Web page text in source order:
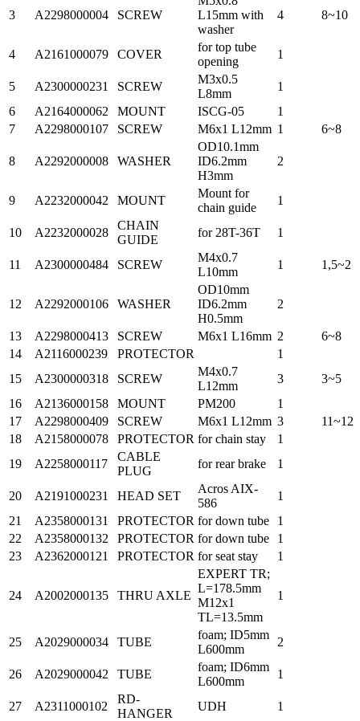
3 A2298000004 SCREW
L15mm with
washer
4 8~10
4 A2161000079 COVER
for top tube
opening
1
5 A2300000231 SCREW
M3x0.5
L8mm
1
6
A2164000062 MOUNT ISCG-05
1
7
A2298000107 SCREW M6x1 L12mm 1 6~8
8 A2292000008 WASHER
OD10.1mm
ID6.2mm
H3mm
2
9 A2232000042 MOUNT
Mount for
chain guide
1
10 A2232000028
CHAIN
GUIDE
for 28T-36T 1
11 A2300000484 SCREW
M4x0.7
L10mm
1 1,5~2
12 A2292000106 WASHER
OD10mm
ID6.2mm
H0.5mm
2
13 A2298000413 SCREW M6x1 L16mm 2
6~8
14
A2116000239 PROTECTOR
1
15
A2300000318 SCREW
M4x0.7
L12mm
3
3~5
16
A2136000158 MOUNT PM200
1
17
A2298000409 SCREW M6x1 L12mm 3
11~12
18
A2158000078 PROTECTOR for chain stay
1
19
A2258000117
CABLE
PLUG
for rear brake 1
20 A2191000231 HEAD SET
Acros AIX-
586
1
21
A2358000131 PROTECTOR for down tube
1
22
A2358000132 PROTECTOR for down tube
1
23
A2362000121 PROTECTOR for seat stay 1
24 A2002000135 THRU AXLE
EXPERT TR;
L=178.5mm
M12x1
TL=13.5mm
1
25 A2029000034 TUBE
foam; ID5mm
L600mm
2
26 A2029000042 TUBE
foam; ID6mm
L600mm
1
27 A2311000102
RD-
HANGER
UDH
1